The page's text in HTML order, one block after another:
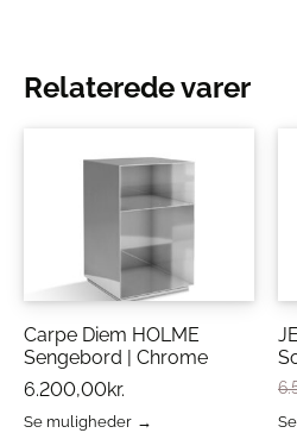
Relaterede varer
Carpe Diem HOLME
Sengebord | Chrome
6.200,00kr.
Se muligheder